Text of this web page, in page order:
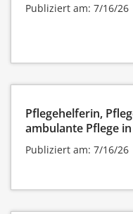
Publiziert am: 7/16/26
Pflegehelferin,
ambulante Pflege in
Publiziert am: 7/16/26